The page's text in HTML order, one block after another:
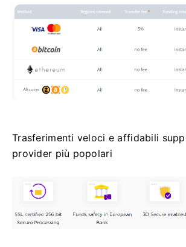
Trasferimenti veloci e affidabili
provider più popolari